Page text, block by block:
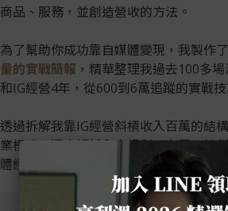
商品、服務，並創造營收的方法。
為了幫助你成功靠自媒體變現，我製作
量的實戰簡報 ，精華整理我過去100多場
和IG經營4年，從600到6萬追蹤的實戰技
透過拆解我靠IG經營斜槓收入百萬的結
業模式，深度解析內容規劃、定價、談
體經營者，能清晰掌握接下來的變現方式